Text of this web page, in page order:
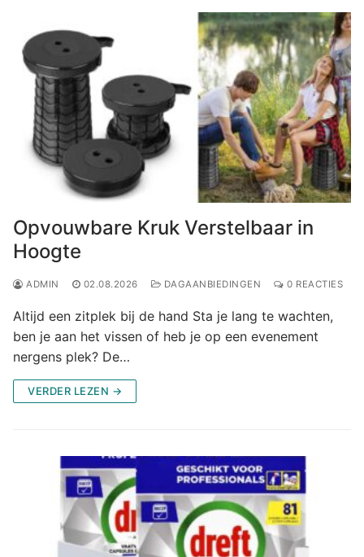
Opvouwbare Kruk Verstelbaar in
Hoogte
ADMIN 02.08.2026 DAGAANBIEDINGEN 0 REACTIES
Altijd een zitplek bij de hand Sta je lang te wachten,
ben je aan het vissen of heb je op een evenement
nergens plek? De…
VERDER LEZEN →